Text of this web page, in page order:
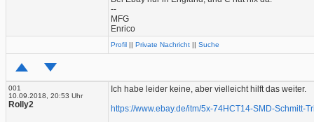
--
MFG
Enrico
Profil || Private Nachricht || Suche
001
10.09.2018, 20:53 Uhr
Rolly2
Ich habe leider keine, aber vielleicht hilft das weiter.
https://www.ebay.de/itm/5x-74HCT14-SMD-